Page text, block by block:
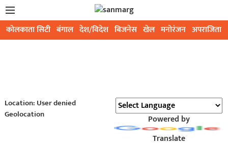
कोलकाता सिटी बंगाल देश/विदेश बिजनेस खेल मनोरंजन अपराजिता
Location: User denied
Geolocation
Powered by
Translate